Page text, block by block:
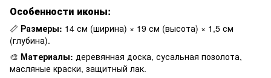
Особенности иконы:
📏 Размеры: 14 см (ширина) × 19 см (высота) × 1,5 см
(глубина).
🎨 Материалы: деревянная доска, сусальная позолота,
масляные краски, защитный лак.